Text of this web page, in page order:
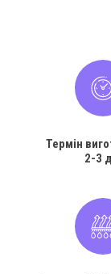
Термін
2-3